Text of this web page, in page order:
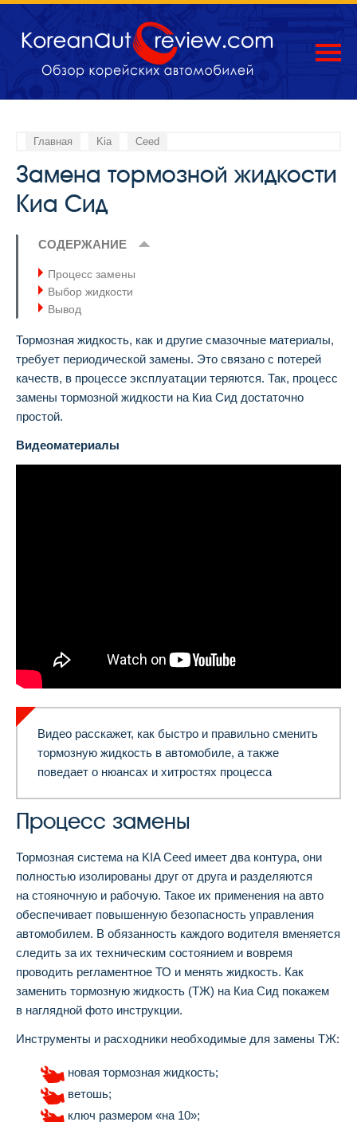
Главная Kia Ceed
Замена тормозной жидкости
Киа Сид
СОДЕРЖАНИЕ
Процесс замены
Выбор жидкости
Вывод
Тормозная жидкость, как и другие смазочные материалы,
требует периодической замены. Это связано с потерей
качеств, в процессе эксплуатации теряются. Так, процесс
замены тормозной жидкости на Киа Сид достаточно
простой.
Видеоматериалы
Видео расскажет, как быстро и правильно сменить
тормозную жидкость в автомобиле, а также
поведает о нюансах и хитростях процесса
Процесс замены
Тормозная система на KIA Ceed имеет два контура, они
полностью изолированы друг от друга и разделяются
на стояночную и рабочую. Такое их применения на авто
обеспечивает повышенную безопасность управления
автомобилем. В обязанность каждого водителя вменяется
следить за их техническим состоянием и вовремя
проводить регламентное ТО и менять жидкость. Как
заменить тормозную жидкость (ТЖ) на Киа Сид покажем
в наглядной фото инструкции.
Инструменты и расходники необходимые для замены ТЖ:
новая тормозная жидкость;
ветошь;
ключ размером «на 10»;